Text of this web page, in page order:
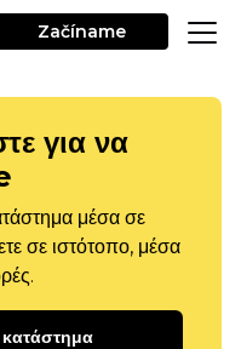
Začíname
για να
μέσα σε
σε ιστότοπο, μέσα